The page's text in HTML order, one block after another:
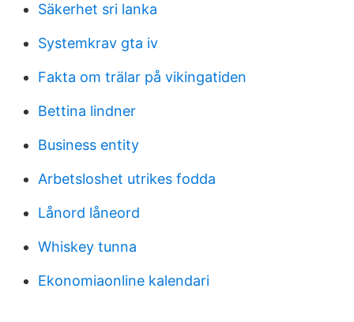
Säkerhet sri lanka
Systemkrav gta iv
Fakta om trälar på vikingatiden
Bettina lindner
Business entity
Arbetsloshet utrikes fodda
Lånord låneord
Whiskey tunna
Ekonomiaonline kalendari